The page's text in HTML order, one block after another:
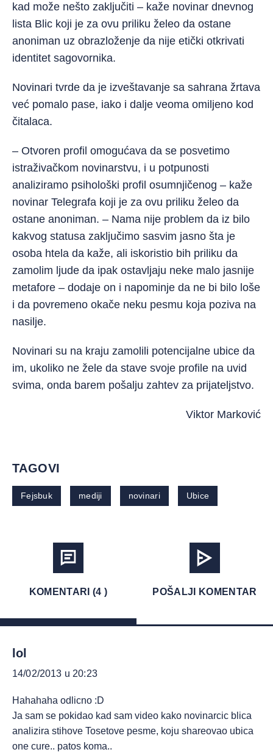
kad može nešto zaključiti – kaže novinar dnevnog
lista Blic koji je za ovu priliku želeo da ostane
anoniman uz obrazloženje da nije etički otkrivati
identitet sagovornika.
Novinari tvrde da je izveštavanje sa sahrana žrtava
već pomalo pase, iako i dalje veoma omiljeno kod
čitalaca.
– Otvoren profil omogućava da se posvetimo
istraživačkom novinarstvu, i u potpunosti
analiziramo psihološki profil osumnjičenog – kaže
novinar Telegrafa koji je za ovu priliku želeo da
ostane anoniman. – Nama nije problem da iz bilo
kakvog statusa zaključimo sasvim jasno šta je
osoba htela da kaže, ali iskoristio bih priliku da
zamolim ljude da ipak ostavljaju neke malo jasnije
metafore – dodaje on i napominje da ne bi bilo loše
i da povremeno okače neku pesmu koja poziva na
nasilje.
Novinari su na kraju zamolili potencijalne ubice da
im, ukoliko ne žele da stave svoje profile na uvid
svima, onda barem pošalju zahtev za prijateljstvo.
Viktor Marković
TAGOVI
Fejsbuk mediji novinari Ubice
KOMENTARI (4 ) POŠALJI KOMENTAR
lol
14/02/2013 u 20:23
Hahahaha odlicno :D
Ja sam se pokidao kad sam video kako novinarcic blica
analizira stihove Tosetove pesme, koju shareovao ubica
one cure.. patos koma..